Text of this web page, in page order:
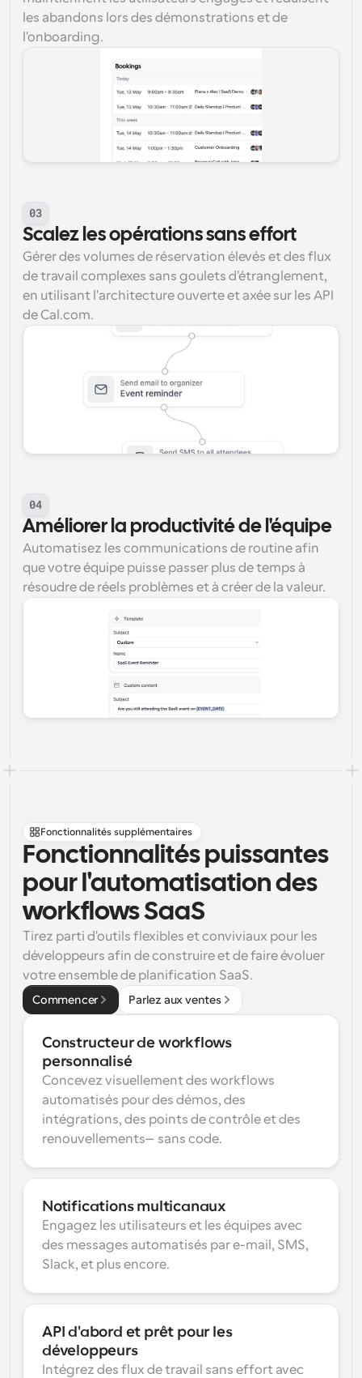
les abandons lors des démonstrations et de
l'onboarding.
03
Scalez les opérations sans effort
Gérer des volumes de réservation élevés et des flux
de travail complexes sans goulets d'étranglement,
en utilisant l'architecture ouverte et axée sur les API
de Cal.com.
04
Améliorer la productivité de l'équipe
Automatisez les communications de routine afin
que votre équipe puisse passer plus de temps à
résoudre de réels problèmes et à créer de la valeur.
Fonctionnalités supplémentaires
Fonctionnalités puissantes
pour l'automatisation des
workflows SaaS
Tirez parti d'outils flexibles et conviviaux pour les
développeurs afin de construire et de faire évoluer
votre ensemble de planification SaaS.
Commencer Parlez aux ventes
Constructeur de workflows
personnalisé
Concevez visuellement des workflows
automatisés pour des démos, des
intégrations, des points de contrôle et des
renouvellements—sans code.
Notifications multicanaux
Engagez les utilisateurs et les équipes avec
des messages automatisés par e-mail, SMS,
Slack, et plus encore.
API d'abord et prêt pour les
développeurs
Intégrez des flux de travail sans effort avec